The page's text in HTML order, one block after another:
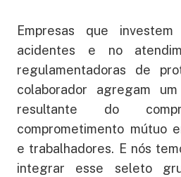
Empresas que
acidentes e no
regulamentadoras de
colaborador agregam
resultante do
comprometimento mútuo
e trabalhadores. E nós
integrar esse seleto